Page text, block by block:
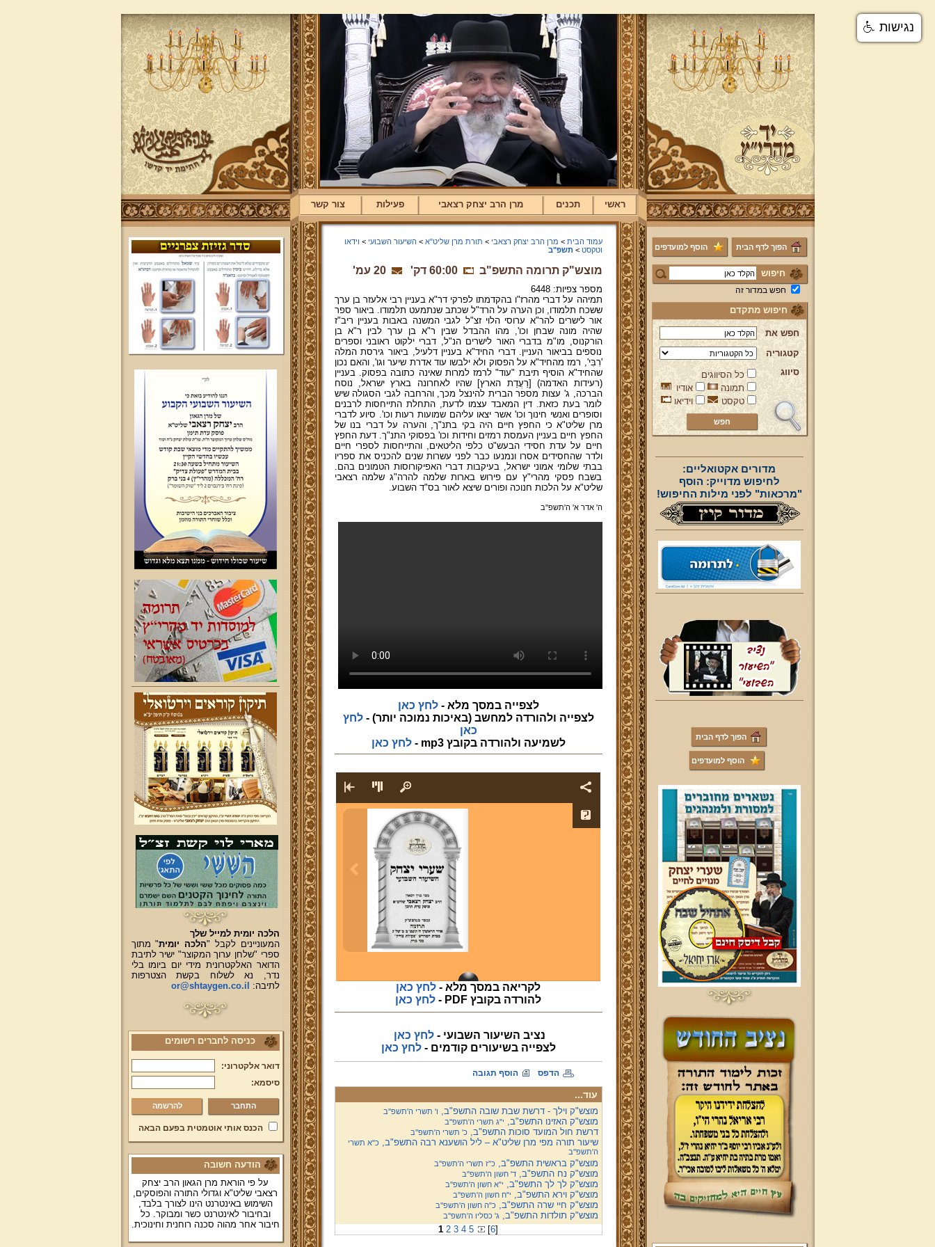
ראשי תכנים מרן הרב יצחק רצאבי פעילות צור קשר
הפוך לדף הבית הוסף למועדפים
חיפוש
חפש במדור זה
חיפוש מתקדם
חפש את
קטגוריה
סיווג
כל הסיווגים
תמונה
אודיו
טקסט
וידיאו
מדורים אקטואליים:
לחיפוש מדוייק: הוסף
"מרכאות" לפני מילות החיפוש!
הפוך לדף הבית
הוסף למועדפים
ברוכים הבאים לאתר מהרי"ץ
יד מהרי"ץ - פורטל תורני למורשת יהדות
תימן, האתר הרשמי להנצחת מורשתו
של גאון רבני תימן ותפארתם מהרי"ץ
זצוק"ל. באתר תמצאו גם תכנים תורניים
והלכתיים רבים של מרן הגאון הרב יצחק
רצאבי שליט"א - פוסק עדת תימן,
מחבר ספרי שלחן ערוך המקוצר ח"ח
תורה, שו"ת, מאמרים, תמונות, וקבלת
עמוד הבית > מרן הרב יצחק רצאבי > תורת מרן שליט"א > השיעור השבועי > וידאו
וטקסט > תשפ"ב
מוצש"ק תרומה התשפ"ב 60:00 דק' 20 עמ'
מספר צפיות: 6448
תמיהה על דברי מהרז"ו בהקדמתו לפרקי דר"א בעניין רבי אלעזר בן ערך
ששכח תלמודו, וכן הערה על הרד"ל שכתב שנתמעט תלמודו. ביאור ספר
אור לישרים להר"א ערוסי הלוי זצ"ל לגבי המשנה באבות בעניין ריב"ז
שהיה מונה שבחן וכו', מהו ההבדל שבין ר"א בן ערך לבין ר"א בן
הורקנוס, מו"מ בדברי האור לישרים הנ"ל, דברי ילקוט ראובני וספרים
נוספים בביאור העניין. דברי החיד"א בעניין דלעיל, ביאור גירסת המלה
'רִבִּי', רמז מהחיד"א על הפסוק ולא ילבשו עוד אדרת שיער וגו', והאם נכון
שהחיד"א הוסיף תיבת "עוד" לרמז למרות שאינה כתובה בפסוק. בעניין
(רעידות האדמה) [רַעֲדַת הארץ] שהיו לאחרונה בארץ ישראל, נוסח
הברכה, ג' עצות מספר הברית להינצל מכך, והרחבה לגבי הסגולה שיש
לומר בעת כזאת. דין המאבד עצמו לדעת, התחלת התייחסות לרבנים
וסופרים ואנשי חינוך וכו' אשר יצאו עליהם שמועות רעות וכו'. סיוע לדברי
מרן שליט"א כי החפץ חיים היה בקי בתנ"ך, והערה על דברי בנו של
החפץ חיים בעניין העמסת רמזים וחידות וכו' בפסוקי התנ"ך. דעת החפץ
חיים על עדת חסידי הבעש"ט כלפי הליטאים, והתייחסות לספרי חיים
ולדר שהחסידים אסרו ונמנעו כבר לפני עשרות שנים להכניס את ספריו
בבתי שלומי אמוני ישראל, בעיקבות דברי האפיקורוסות הטמונים בהם.
בשבח פסקי מהרי"ץ עם פירוש בארות שלמה להרה"ג שלמה רצאבי
שליט"א על הלכות חנוכה ופורים שיצא לאור בס"ד השבוע.
ה' אדר א' ה'תשפ''ב
לצפייה במסך מלא -לחץ כאן
לצפייה ולהורדה למחשב (באיכות נמוכה יותר) -לחץ
כאן
לשמיעה ולהורדה בקובץ mp3 -
לחץ כאן
לקריאה במסך מלא - לחץ כאן
להורדה בקובץ PDF -
לחץ כאן
נציב השיעור השבועי - לחץ כאן
לצפייהבשיעורים קודמים -לחץ כאן
הדפס הוסף תגובה
עוד...
מוצש"ק וילך - דרשת שבת שובה התשפ"ב, ו' תשרי ה'תשפ''ב
מוצש"ק האזינו התשפ"ב, י"ג תשרי ה'תשפ''ב
דרשת חול המועד סוכות התשפ"ב,כ' תשרי ה'תשפ''ב
שיעור תורה מפי מרן שליט"א – ליל הושענא רבה התשפ"ב,כ"א תשרי
ה'תשפ''ב
מוצש"ק בראשית התשפ"ב,כ"ז תשרי ה'תשפ''ב
מוצש"ק נח התשפ"ב,ד' חשון ה'תשפ''ב
מוצש"ק לך לך התשפ"ב, י"א חשון ה'תשפ''ב
מוצש"ק וירא התשפ"ב, י"ח חשון ה'תשפ''ב
מוצש"ק חיי שרה התשפ"ב,כ"ה חשון ה'תשפ''ב
מוצש"ק תולדות התשפ"ב,ג' כסליו ה'תשפ''ב
1 2 3 4 5 [6]
הלכה יומית למייל שלך
המעוניינים לקבל "הלכה יומית" מתוך
ספרי "שלחן ערוך המקוצר" ישיר לתיבת
הדואר האלקטרונית מידי יום ביומו בלי
נדר, נא לשלוח בקשת הצטרפות
לתיבה:
or@shtaygen.co.il
כניסה לחברים רשומים
דואר אלקטרוני:
סיסמא:
להרשמה
הכנס אותי אוטמטית בפעם הבאה
הודעה חשובה
על פי הוראת מרן הגאון הרב יצחק
רצאבי שליט"א וגדולי התורה והפוסקים,
השימוש באינטרנט הינו לצורך בלבד,
ובחיבור לאינטרנט כשר ומבוקר. כל
חיבור אחר מהוה סכנה רוחנית וחינוכית.
נגישות